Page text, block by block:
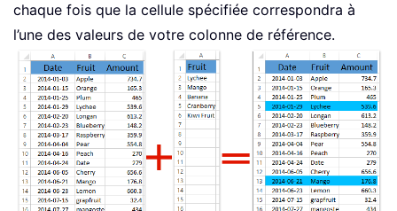
chaque fois que la cellule spécifiée correspondra à
l’une des valeurs de votre colonne de référence.